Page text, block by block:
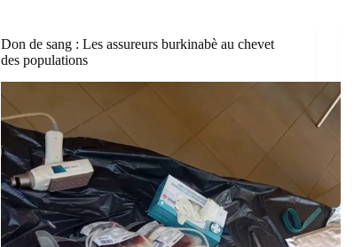
Don de sang : Les assureurs burkinabè au chevet
des populations